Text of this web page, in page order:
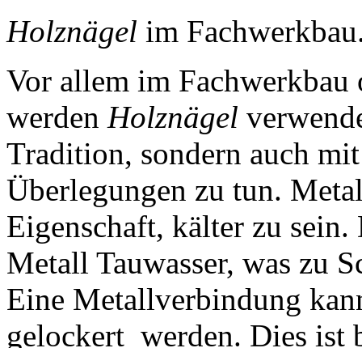
Holznägel im
Vor allem im Fachwerkbau
werden Holznägel
Tradition, sondern auch
Überlegungen zu tun.
Eigenschaft, kälter zu
Metall Tauwasser, was zu
Eine Metallverbindung
gelockert werden. Dies ist